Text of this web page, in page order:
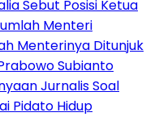
Sebut Posisi Ketua
Menteri
Menterinya Ditunjuk
Subianto
Jurnalis Soal
Pidato Hidup